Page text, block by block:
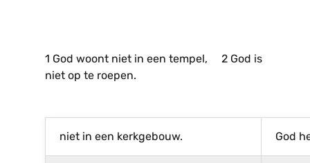
1 God woont niet in een tempel, 2 God is
niet op te roepen.
niet in een kerkgebouw. God